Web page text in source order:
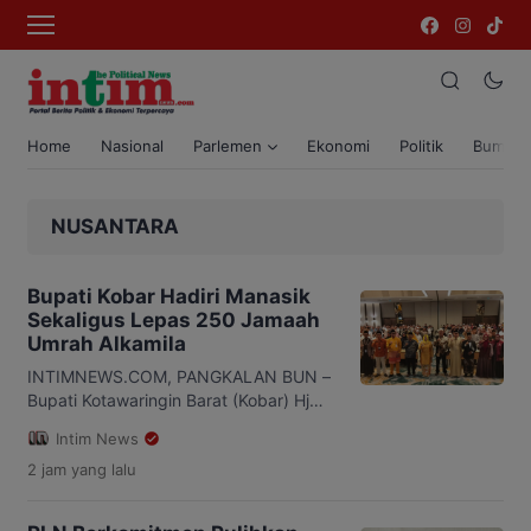
Home Nasional Parlemen Ekonomi Politik Bumi
NUSANTARA
Bupati Kobar Hadiri Manasik
Sekaligus Lepas 250 Jamaah
Umrah Alkamila
INTIMNEWS.COM, PANGKALAN BUN –
Bupati Kotawaringin Barat (Kobar) Hj
manasik sekaligus melepas
keberangkatan 250 jamaah umrah PT
Intim News
2 jam yang lalu